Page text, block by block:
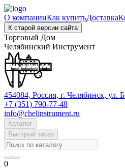
О компанииКак купитьДоставка
К старой версии сайта
Торговый Дом
Челябинский Инструмент
454084, Россия, г. Челябинск, ул.
+7 (351) 790-77-48
info@chelinstrument.ru
Каталог
Быстрый заказ
0